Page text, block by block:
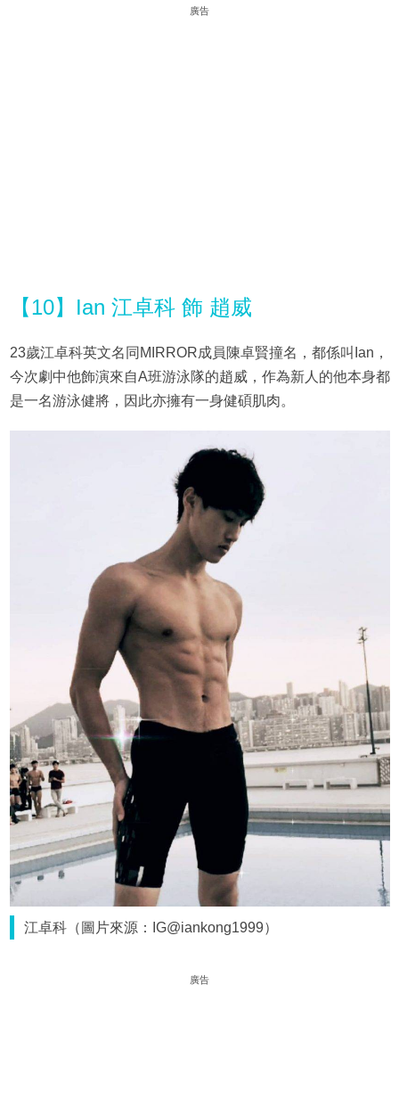
廣告
【10】Ian 江卓科 飾 趙威
23歲江卓科英文名同MIRROR成員陳卓賢撞名，都係叫Ian，
今次劇中他飾演來自A班游泳隊的趙威，作為新人的他本身都
是一名游泳健將，因此亦擁有一身健碩肌肉。
江卓科（圖片來源：IG@iankong1999）
廣告